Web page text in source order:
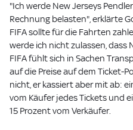
"Ich werde New Jerseys
Rechnung belasten", erklärte
FIFA sollte für die Fahrten
werde ich nicht zulassen, dass
FIFA fühlt sich in Sachen
auf die Preise auf dem Ticket-
nicht, er kassiert aber mit ab:
vom Käufer jedes Tickets und
15 Prozent vom Verkäufer.